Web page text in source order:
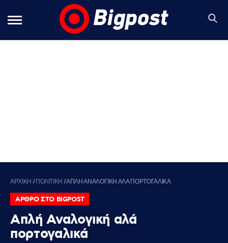
ΑΡΧΙΚΗ / ΠΟΛΙΤΙΚΗ /ΑΠΛΗ ΑΝΑΛΟΓΙΚΗ ΑΛΑ ΠΟΡΤΟΓΑΛΙΚΑ
ΑΡΘΡΟ ΣΤΟ BIGPOST
Απλή Αναλογική αλά
πορτογαλικά